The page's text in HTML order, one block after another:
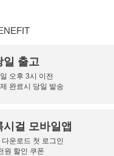
일 출고
오후 3시 이전
완료시 당일 발송
시걸 모바일앱
다운로드 첫 로그인
원 할인 쿠폰